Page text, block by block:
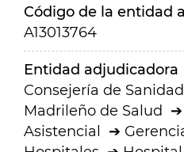
Código de la entidad
A13013764
Entidad adjudicadora
Consejería de Sanidad
Madrileño de Salud
Asistencial